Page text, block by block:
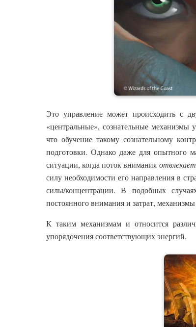
Это управление может происходить с
«центральные», сознательные
что обучение такому сознательному
подготовки. Однако даже для опытного
ситуации, когда поток внимания
силу необходимости его направления в
силы/концентрации. В подобных
постоянного внимания и затрат,
К таким механизмам и относится
упорядочения соответствующих энергий.